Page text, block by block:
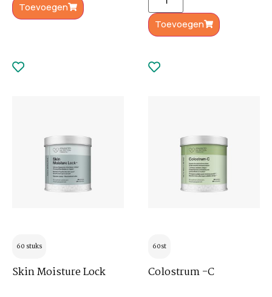
Toevoegen
Toevoegen
60 stuks
Skin Moisture Lock
60st
Colostrum -C